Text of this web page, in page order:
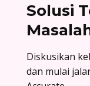
Solusi
Diskusikan
dan mulai